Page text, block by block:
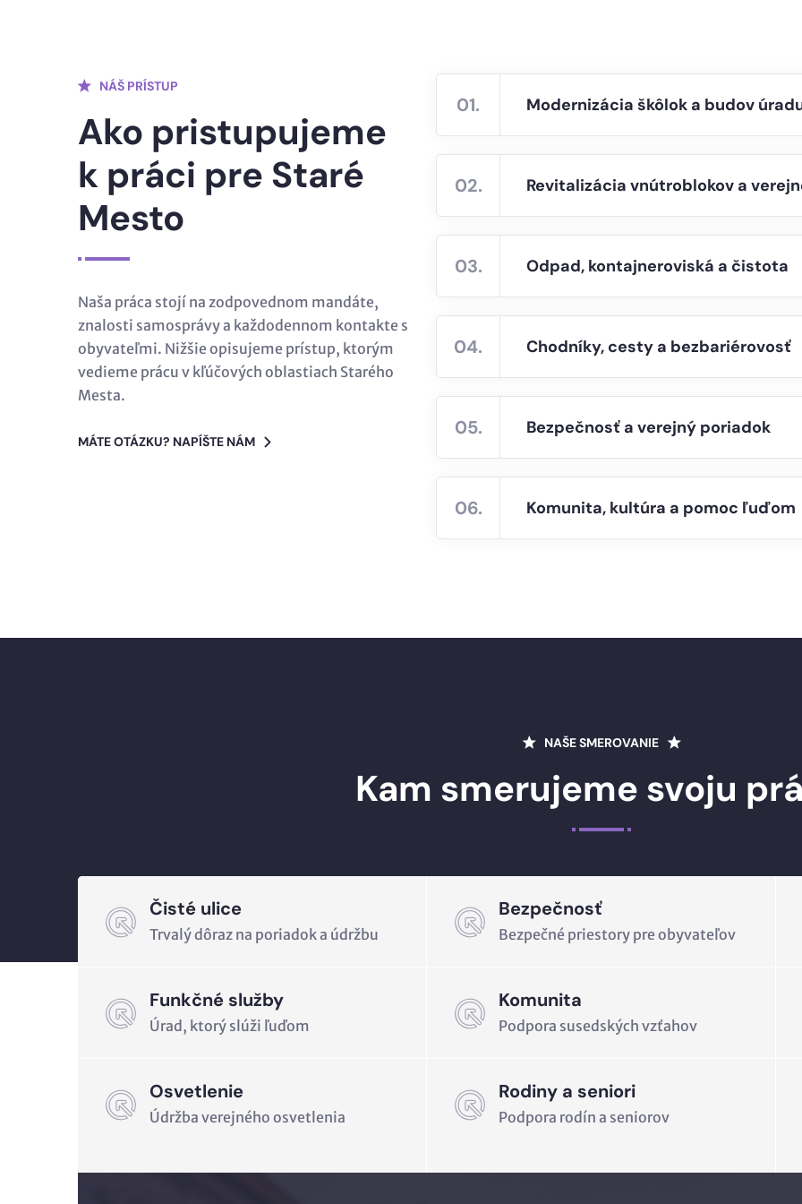
NÁŠ PRÍSTUP
Ako pristupujeme
k práci pre Staré
Mesto
Naša práca stojí na zodpovednom mandáte,
znalosti samosprávy a každodennom kontakte s
obyvateľmi. Nižšie opisujeme prístup, ktorým
vedieme prácu v kľúčových oblastiach Starého
Mesta.
MÁTE OTÁZKU? NAPÍŠTE NÁM
01. Modernizácia škôlok a budov
02. Revitalizácia vnútroblokov a
03. Odpad, kontajneroviská a čistota
04. Chodníky, cesty a bezbariérovosť
05. Bezpečnosť a verejný poriadok
06. Komunita, kultúra a pomoc ľuďom
NAŠE SMEROVANIE
Kam smerujeme svoju
Čisté ulice
Trvalý dôraz na poriadok a údržbu
Bezpečnosť
Bezpečné priestory pre obyvateľov
Funkčné služby
Úrad, ktorý slúži ľuďom
Komunita
Podpora susedských vzťahov
Osvetlenie
Údržba verejného osvetlenia
Rodiny a seniori
Podpora rodín a seniorov